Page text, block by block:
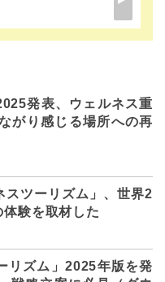
発表、ウェルネス重
がり感じる場所への再
スツーリズム」、世界2
験を取材した
リズム」2025年版を発